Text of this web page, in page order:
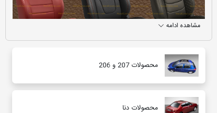
اگر مالک یکی از محصولات متنوعایران‌خودرو
صندلی یا لوازم جانبی متناسب با فضای داخلی خودرو می‌گردید، این بخش
بهترین گزینه‌ها را برای شما فراهم کرده است. تمامی محصولات این
دسته‌بندی به‌طور ویژه برای خودروهایIran Khodroطراحی شده‌اند و از
نظر ابعاد و دوخت، کاملاً هماهنگ با مدل‌هایی مانند
۲۰۶، پژو ۲۰۷، سورن، رانا و سایر خودروهای ایران‌خودرو
مشاهده ادامه
محصولات 207 و 206
محصولات دنا